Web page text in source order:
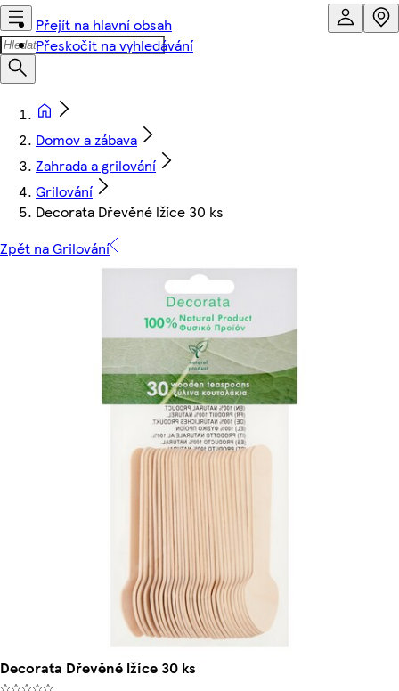
Přejít na hlavní obsah
Přeskočit na vyhledávání
Domov a zábava
Zahrada a grilování
Grilování
Decorata Dřevěné lžíce 30 ks
Zpět na Grilování
Decorata Dřevěné lžíce 30 ks